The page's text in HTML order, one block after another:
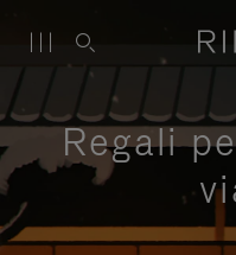
Regali